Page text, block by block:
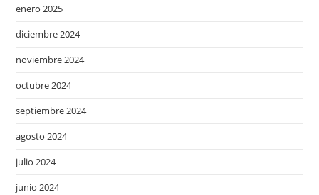
enero 2025
diciembre 2024
noviembre 2024
octubre 2024
septiembre 2024
agosto 2024
julio 2024
junio 2024